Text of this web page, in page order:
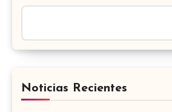
Noticias Recientes